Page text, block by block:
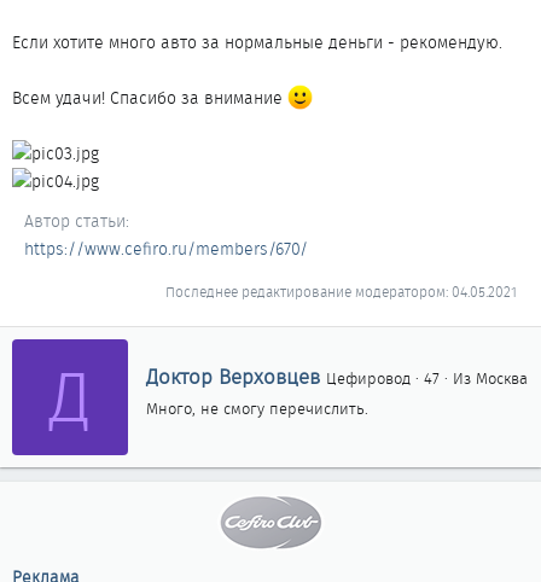
Если хотите много авто за нормальные деньги - рекомендую.
Всем удачи! Спасибо за внимание
Автор статьи
https://www.cefiro.ru/members/670/
Последнее редактирование модератором:04.05.2021
Д
А
в
т
Доктор Верховцев Цефировод · 47 · Из Москва
Много, не смогу перечислить.
Реклама